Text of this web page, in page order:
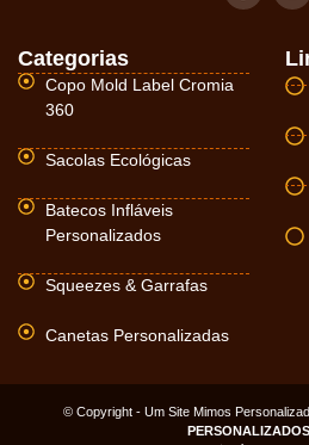
Categorias
Copo Mold Label Cromia
360
Sacolas Ecológicas
Batecos Infláveis
Personalizados
Squeezes & Garrafas
Canetas Personalizadas
© Copyright - Um Site Mimos